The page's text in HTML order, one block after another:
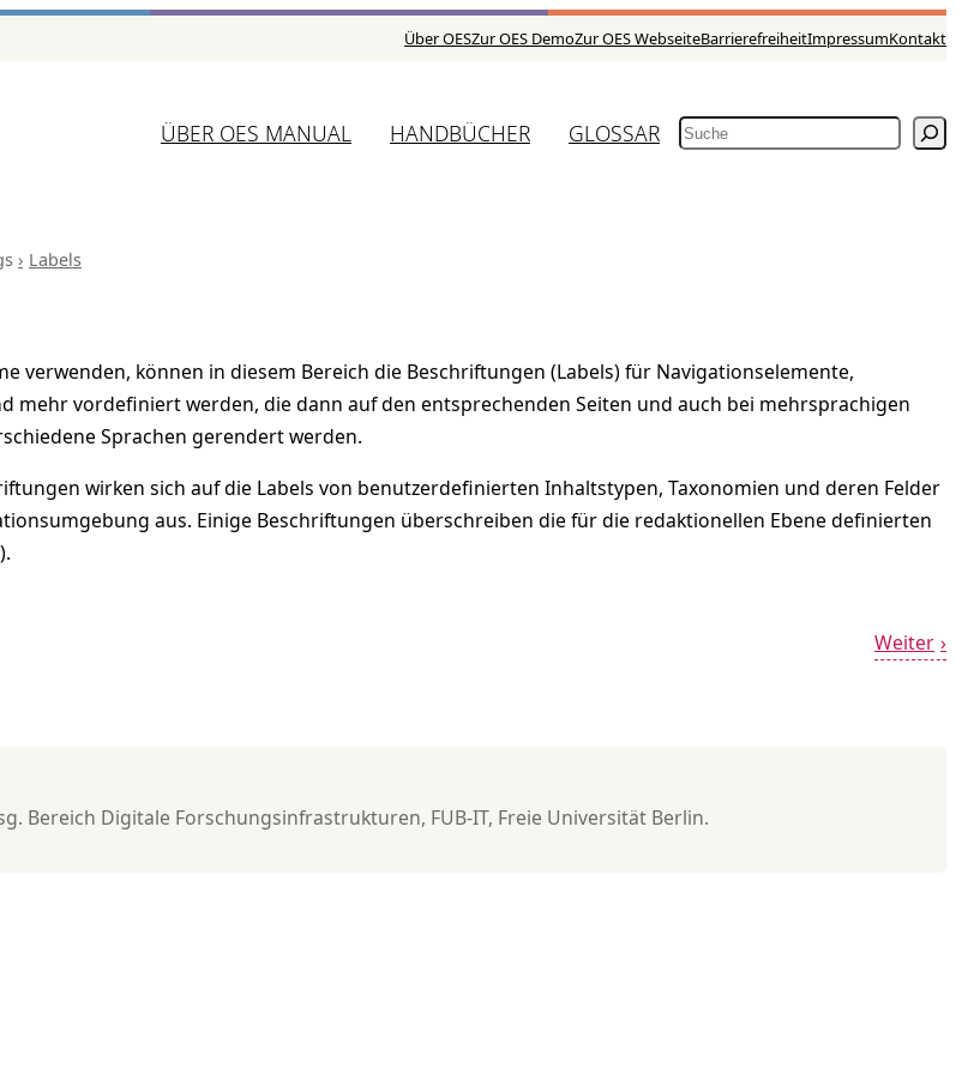
Über OESZur OES DemoZur OES WebseiteBarrierefreiheitImpressumKontakt
ÜBER OES MANUAL HANDBÜCHER GLOSSAR SUCHEN
Labels
verwenden, können in diesem Bereich die Beschriftungen (Labels) für Navigationselemente,
mehr vordefiniert werden, die dann auf den entsprechenden Seiten und auch bei mehrsprachigen
Sprachen gerendert werden.
wirken sich auf die Labels von benutzerdefinierten Inhaltstypen, Taxonomien und deren Felder
aus. Einige Beschriftungen überschreiben die für die redaktionellen Ebene definierten
Weiter
Bereich Digitale Forschungsinfrastrukturen, FUB-IT, Freie Universität Berlin.